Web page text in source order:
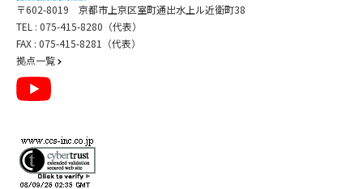
〒602-8019 京都市上京区室町通出水上ル近衛町38
TEL : 075-415-8280（代表）
FAX : 075-415-8281（代表）
拠点一覧